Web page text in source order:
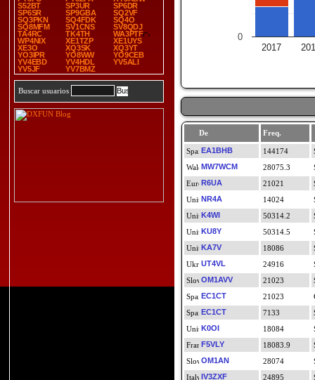
S52BT
SP3UR
SP6DR
SP6SR
SP9GBA
SQ2VF
SQ3PKN
SQ4FDK
SQ4O
SQ8MFM
SV1CNS
SV8QDJ
TA4RC
TK4TH
WA3PTF
WP4NIX
XE1TZP
XE1UYS
XE3O
XQ3SK
XQ3YT
YO3IPR
YO8WW
YO9CEB
YV4EBD
YV4HDL
YV5ALI
YV5JF
YV7BMZ
Buscar usuarios
2017
0
De Freq.
EA1BHB
144174
MW7WCM
28075.3
R6UA
21021
NR4A
14024
K4WI
50314.2
KU8Y
50314.5
KA7V
18086
UT4VL
24916
OM1AVV
21023
EC1CT
21023
EC1CT
7133
K0OI
18084
F5VLY
18083.9
OM1AN
28074
IV3ZXF
24895